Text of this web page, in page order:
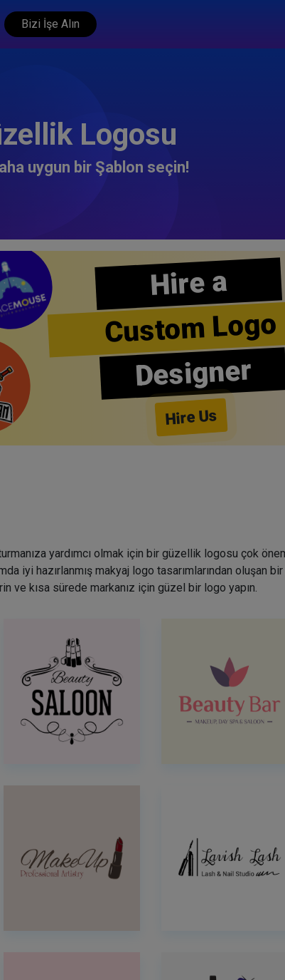
Bizi İşe Alın
Logosu
uygun bir Şablon seçin!
Hire a
Custom Logo
Designer
Hire Us
yardımcı olmak için bir güzellik logosu çok
iyi hazırlanmış makyaj logo tasarımlarından oluşan
ve kısa sürede markanız için güzel bir logo yapın.